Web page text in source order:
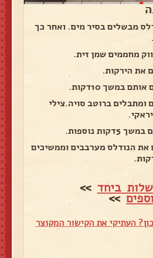
מבשלים בסיר מים. ואחר כך
מחממים שמן זית.
את הירקות.
במשך 10דקות.
ומתבלים ברוטב סויה.צילי
נוספות.
את הנודלס מערבבים וממשיכים
ביחד >>
>>
העתיקי את הקישור המקוצר